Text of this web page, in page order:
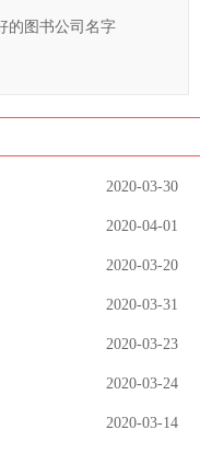
的图书公司名字
2020-03-30
2020-04-01
2020-03-20
2020-03-31
2020-03-23
2020-03-24
2020-03-14